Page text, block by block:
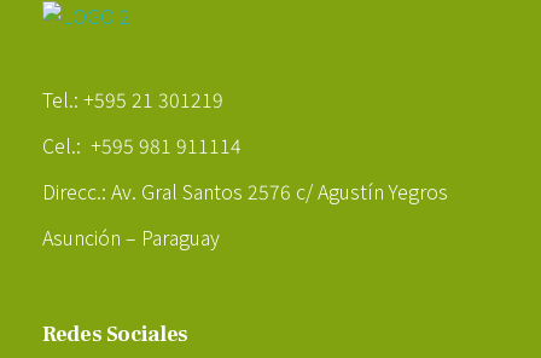
Tel.: +595 21 301219
Cel.: +595 981 911114
Direcc.: Av. Gral Santos 2576 c/ Agustín Yegros
Asunción – Paraguay
Redes Sociales